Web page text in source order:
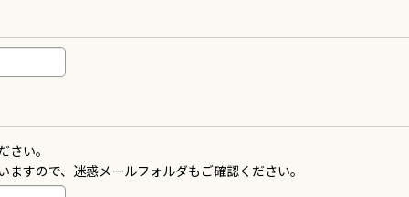
い。
すので、迷惑メールフォルダもご確認ください。